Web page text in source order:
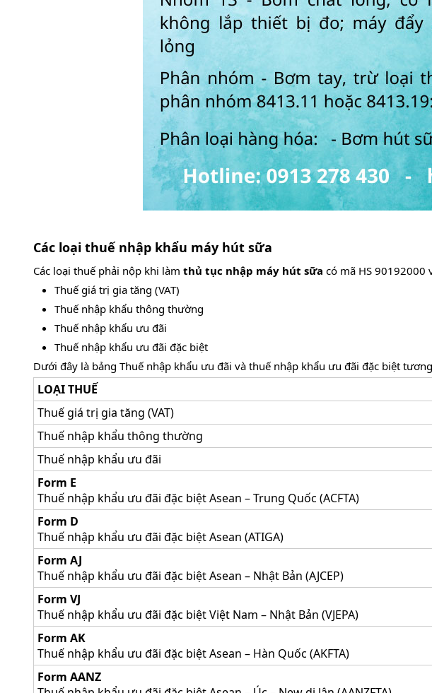
Các loại thuế nhập khẩu máy hút sữa
Các loại thuế phải nộp khi làm thủ tục nhập máy hút sữa có mã HS 90192000
Thuế giá trị gia tăng (VAT)
Thuế nhập khẩu thông thường
Thuế nhập khẩu ưu đãi
Thuế nhập khẩu ưu đãi đặc biệt
Dưới đây là bảng Thuế nhập khẩu ưu đãi và thuế nhập khẩu ưu đãi đặc biệt
LOẠI THUẾ
Thuế giá trị gia tăng (VAT)
Thuế nhập khẩu thông thường
Thuế nhập khẩu ưu đãi
Form E
Thuế nhập khẩu ưu đãi đặc biệt Asean – Trung Quốc (ACFTA)
Form D
Thuế nhập khẩu ưu đãi đặc biệt Asean (ATIGA)
Form AJ
Thuế nhập khẩu ưu đãi đặc biệt Asean – Nhật Bản (AJCEP)
Form VJ
Thuế nhập khẩu ưu đãi đặc biệt Việt Nam – Nhật Bản (VJEPA)
Form AK
Thuế nhập khẩu ưu đãi đặc biệt Asean – Hàn Quốc (AKFTA)
Form AANZ